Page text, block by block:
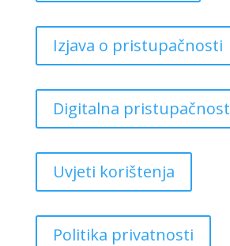
Izjava o pristupačnosti
Digitalna pristupačnost
Uvjeti korištenja
Politika privatnosti